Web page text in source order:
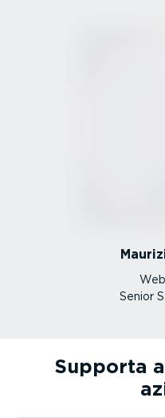
Senior
Supporta